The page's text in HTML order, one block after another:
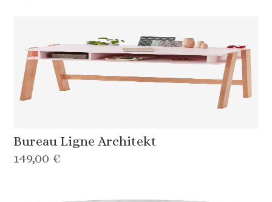
Bureau Ligne Architekt
149,00 €